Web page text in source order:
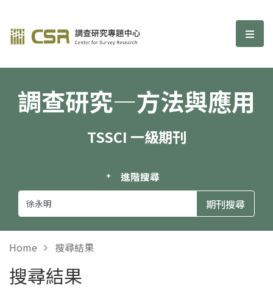
調查研究—方法與應用期刊 選
調查研究—方法與應用
TSSCI 一級期刊
進階搜尋
Home 搜尋結果
搜尋結果